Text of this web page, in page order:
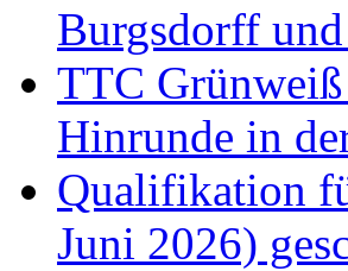
Burgsdorff und
TTC
Hinrunde in
Qualifikation
Juni 2026)